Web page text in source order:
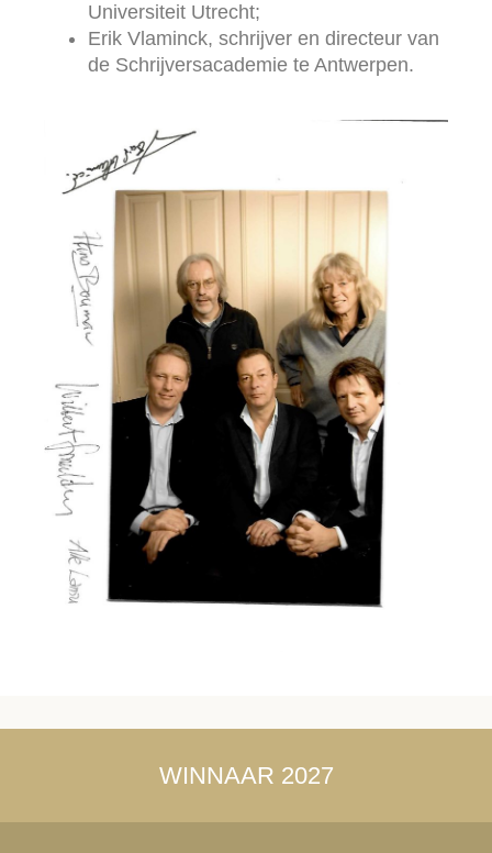
Universiteit Utrecht;
Erik Vlaminck, schrijver en directeur van
de Schrijversacademie te Antwerpen.
WINNAAR 2027